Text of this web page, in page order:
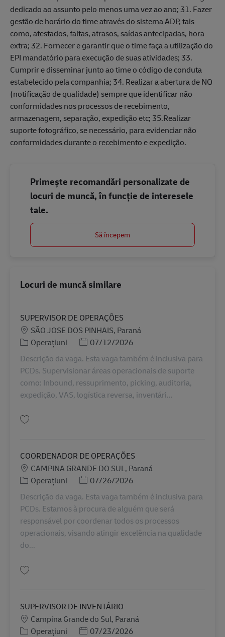
dedicado ao assunto pelo menos uma vez ao ano; 31. Fazer
gestão de horário do time através do sistema ADP, tais
como, atestados, faltas, atrasos, saídas antecipadas, hora
extra; 32. Fornecer e garantir que o time faça a utilização do
EPI mandatório para execução de suas atividades; 33.
Cumprir e disseminar junto ao time o código de conduta
estabelecido pela companhia; 34. Realizar a abertura de NQ
(notificação de qualidade) sempre que identificar não
conformidades nos processos de recebimento,
armazenagem, separação, expedição etc; 35.Realizar
suporte fotográfico, se necessário, para evidenciar não
conformidades durante o recebimento e expedição.
Primește recomandări personalizate de
locuri de muncă, în funcție de interesele
tale.
Să începem
Locuri de muncă similare
SUPERVISOR DE OPERAÇÕES
Locație
SÃO JOSE DOS PINHAIS, Paraná
Categorie
Operațiuni Posted Date
07/12/2026
Descrição da vaga. Esta vaga também é inclusiva para
PCDs. Supervisionar áreas operacionais de suporte
como: Inbound, ressuprimento, picking, auditoria,
expedição, VAS, logística reversa, inventári...
COORDENADOR DE OPERAÇÕES
Locație
CAMPINA GRANDE DO SUL, Paraná
Categorie
Operațiuni Posted Date
07/26/2026
Descrição da vaga. Esta vaga também é inclusiva para
PCDs. Estamos à procura de alguém que será
responsável por coordenar todos os processos
operacionais, visando atingir excelência na qualidade
do...
SUPERVISOR DE INVENTÁRIO
Locație
Campina Grande do Sul, Paraná
Categorie
Operațiuni Posted Date
07/23/2026